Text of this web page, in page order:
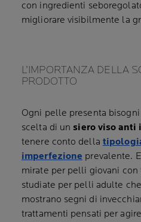
con ingredienti
migliorare visibilmente la
L’IMPORTANZA DELLA
PRODOTTO
Ogni pelle presenta
scelta di un siero viso anti
tenere conto della
imperfezione prevalente.
mirate per pelli giovani con
studiate per pelli adulte
mostrano segni di
trattamenti pensati per